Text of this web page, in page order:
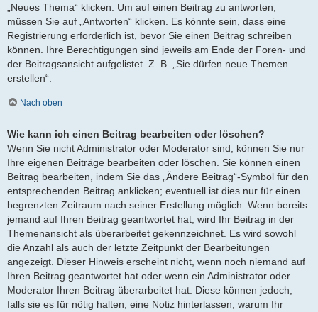
„Neues Thema“ klicken. Um auf einen Beitrag zu antworten,
müssen Sie auf „Antworten“ klicken. Es könnte sein, dass eine
Registrierung erforderlich ist, bevor Sie einen Beitrag schreiben
können. Ihre Berechtigungen sind jeweils am Ende der Foren- und
der Beitragsansicht aufgelistet. Z. B. „Sie dürfen neue Themen
erstellen“.
Nach oben
Wie kann ich einen Beitrag bearbeiten oder löschen?
Wenn Sie nicht Administrator oder Moderator sind, können Sie nur
Ihre eigenen Beiträge bearbeiten oder löschen. Sie können einen
Beitrag bearbeiten, indem Sie das „Ändere Beitrag“-Symbol für den
entsprechenden Beitrag anklicken; eventuell ist dies nur für einen
begrenzten Zeitraum nach seiner Erstellung möglich. Wenn bereits
jemand auf Ihren Beitrag geantwortet hat, wird Ihr Beitrag in der
Themenansicht als überarbeitet gekennzeichnet. Es wird sowohl
die Anzahl als auch der letzte Zeitpunkt der Bearbeitungen
angezeigt. Dieser Hinweis erscheint nicht, wenn noch niemand auf
Ihren Beitrag geantwortet hat oder wenn ein Administrator oder
Moderator Ihren Beitrag überarbeitet hat. Diese können jedoch,
falls sie es für nötig halten, eine Notiz hinterlassen, warum Ihr